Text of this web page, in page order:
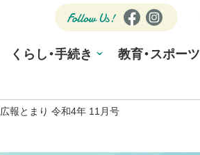
公式SNS
Follow
Us!
Fa
bo
ok
Ins
ra
くらし・手続き 教育・スポーツ
広報とまり 令和4年 11月号